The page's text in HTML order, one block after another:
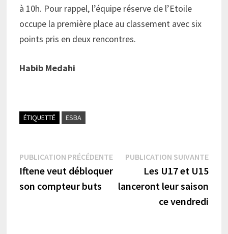
à 10h. Pour rappel, l’équipe réserve de l’Etoile
occupe la première place au classement avec six
points pris en deux rencontres.
Habib Medahi
ÉTIQUETTÉ ESBA
Navigation
de
l’article
PUBLICATION PRÉCÉDENTEPublication
précédente :
Iftene veut débloquer
son compteur buts
PUBLICATION SUIVANTE
Les U17 et U15
lanceront leur saison
ce vendredi